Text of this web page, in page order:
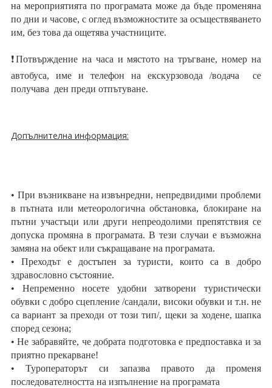
на мероприятията по програмата може да бъде променяна
по дни и часове, с оглед възможностите за осъществяването
им, без това да ощетява участниците.
❗Потвърждение на часа и мястото на тръгване, номер на
автобуса, име и телефон на екскурзовода /водача се
получава ден преди отпътуване.
Допълнителна информация:
• При възникване на извънредни, непредвидими проблеми
в пътната или метеорологична обстановка, блокиране на
пътни участъци или други непреодолими препятствия се
допуска промяна в програмата. В тези случаи е възможна
замяна на обект или съкращаване на програмата.
• Преходът е достъпен за туристи, които са в добро
здравословно състояние.
• Непременно носете удобни затворени туристически
обувки с добро сцепление /сандали, високи обувки и т.н. не
са вариант за преходи от този тип/, щеки за ходене, шапка
според сезона;
• Не забравяйте, че добрата подготовка е предпоставка и за
приятно прекарване!
• Туроператорът си запазва правото да променя
последователността на изпълнение на програмата